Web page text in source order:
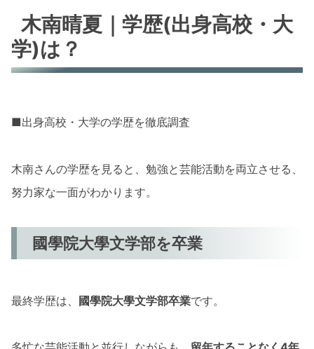
木南晴夏｜学歴(出身高校・大
学)は？
■出身高校・大学の学歴を徹底調査
木南さんの学歴を見ると、勉強と芸能活動を両立させる、
努力家な一面がわかります。
國學院大學文学部を卒業
最終学歴は、 國學院大學文学部卒業です。